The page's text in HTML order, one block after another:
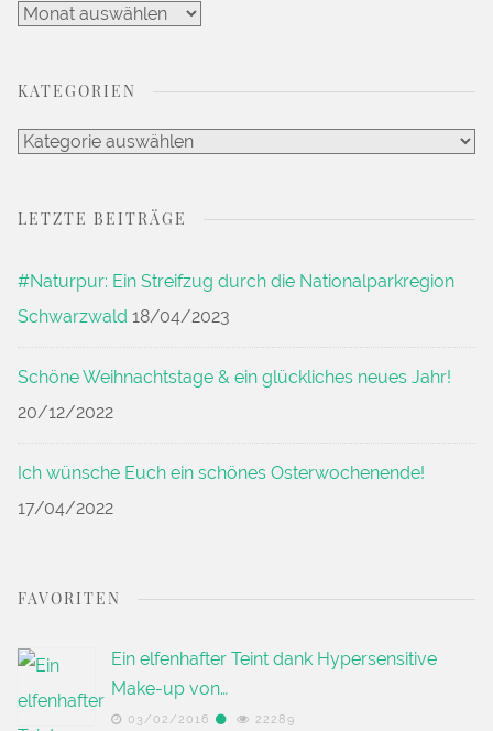
Artikel
KATEGORIEN
Kategorien
LETZTE BEITRÄGE
#Naturpur: Ein Streifzug durch die Nationalparkregion
Schwarzwald 18/04/2023
Schöne Weihnachtstage & ein glückliches neues Jahr!
20/12/2022
Ich wünsche Euch ein schönes Osterwochenende!
17/04/2022
FAVORITEN
Ein elfenhafter Teint dank Hypersensitive
Make-up von…
03/02/2016 22289